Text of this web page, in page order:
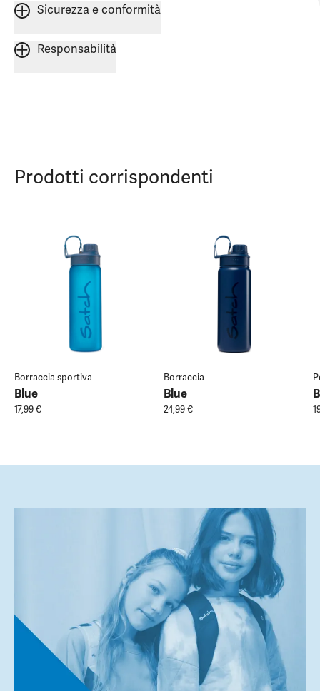
Sicurezza e conformità
Responsabilità
Prodotti corrispondenti
Borraccia sportiva
Blue
17,99 €
Borraccia
Blue
24,99 €